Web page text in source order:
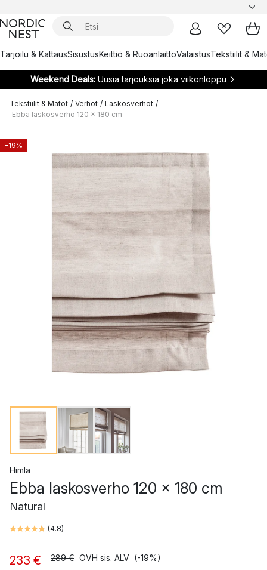
Tarjoilu & KattausSisustusKeittiö & RuoanlaittoValaistusTekstiilit &
Weekend Deals:Uusia tarjouksia joka viikonloppu
Tekstiilit & Matot / Verhot / Laskosverhot /
Ebba laskosverho 120 x 180 cm
-19%
Himla
Ebba laskosverho 120 x 180 cm
Natural
(4.8)
233 € 289 € OVH sis. ALV (-19%)